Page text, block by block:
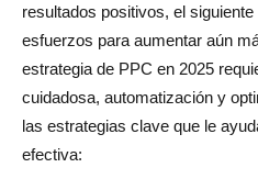
resultados positivos, el
esfuerzos para aumentar aún
estrategia de PPC en 2025
cuidadosa, automatización y
las estrategias clave que le
efectiva: